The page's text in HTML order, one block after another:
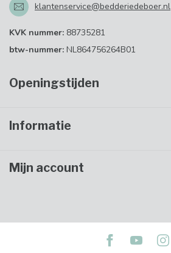
klantenservice@bedderiedeboer.nl
KVK nummer: 88735281
btw-nummer: NL864756264B01
Openingstijden
Informatie
Mijn account